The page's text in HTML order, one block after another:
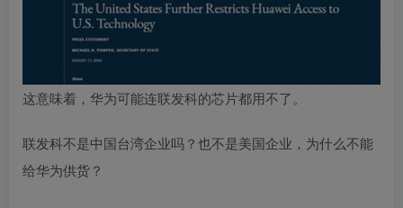
这意味着，华为可能连联发科的芯片都用不了。
联发科不是中国台湾企业吗？也不是美国企业，为什么不能
给华为供货？